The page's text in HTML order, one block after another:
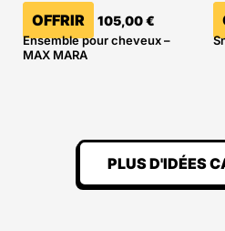
OFFRIR 105,00€
Ensemble pour cheveux –
MAX MARA
PLUS D'IDÉES